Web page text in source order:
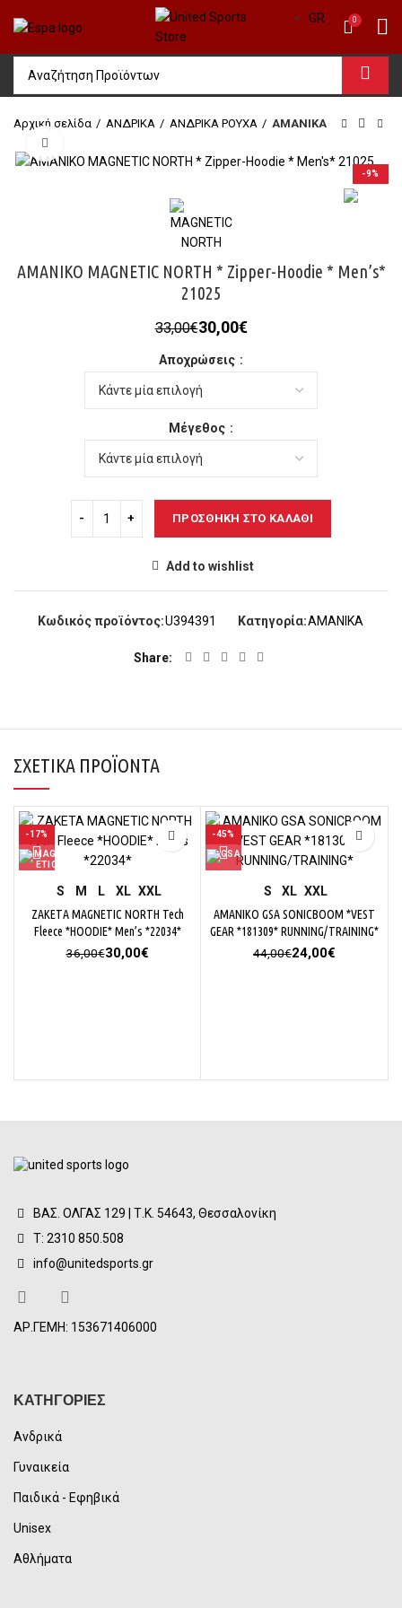
GR 0
Αρχική σελίδα ΑΝΔΡΙΚΑ ΑΝΔΡΙΚΑ ΡΟΥΧΑ ΑΜΑΝΙΚΑ
-9%
ΑΜΑΝΙΚΟ MAGNETIC NORTH * Zipper-Hoodie * Men’s*
21025
33,00€Original
was:
33,00€.
30,00€Η
Αποχρώσεις
Μέγεθος
ΠΡΟΣΘΉΚΗ ΣΤΟ ΚΑΛΆΘΙ
Add to wishlist
Κωδικός προϊόντος:U394391 Κατηγορία:ΑΜΑΝΙΚΑ
Share
ΣΧΕΤΙΚΆ ΠΡΟΪΌΝΤΑ
-17%
S M L XL XXL
ΖΑΚΕΤΑ MAGNETIC NORTH Tech
Fleece *HOODIE* Men’s *22034*
36,00€Original
30,00€Η
-45%
S XL XXL
ΑΜΑΝΙΚΟ GSA SONICBOOM *VEST
GEAR *181309* RUNNING/TRAINING*
44,00€Original
24,00€
ΒΑΣ. ΟΛΓΑΣ 129 | Τ.Κ. 54643, Θεσσαλονίκη
Τ: 2310 850.508
info@unitedsports.gr
ΑΡ.ΓΕΜΗ: 153671406000
ΚΑΤΗΓΟΡΙΕΣ
Ανδρικά
Γυναικεία
Παιδικά - Εφηβικά
Unisex
Αθλήματα